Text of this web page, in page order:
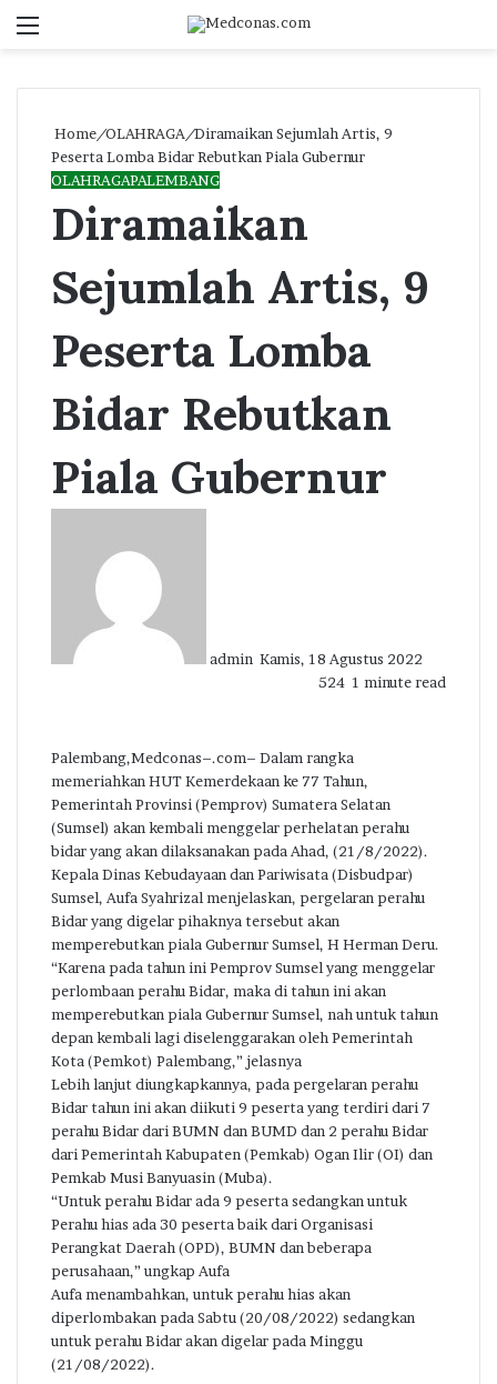
Menu
Home/OLAHRAGA/Diramaikan Sejumlah Artis, 9
Peserta Lomba Bidar Rebutkan Piala Gubernur
OLAHRAGAPALEMBANG
Diramaikan
Sejumlah Artis, 9
Peserta Lomba
Bidar Rebutkan
Piala Gubernur
admin Kamis, 18 Agustus 2022
524 1 minute read
Palembang,Medconas–.com– Dalam rangka
memeriahkan HUT Kemerdekaan ke 77 Tahun,
Pemerintah Provinsi (Pemprov) Sumatera Selatan
(Sumsel) akan kembali menggelar perhelatan perahu
bidar yang akan dilaksanakan pada Ahad, (21/8/2022).
Kepala Dinas Kebudayaan dan Pariwisata (Disbudpar)
Sumsel, Aufa Syahrizal menjelaskan, pergelaran perahu
Bidar yang digelar pihaknya tersebut akan
memperebutkan piala Gubernur Sumsel, H Herman Deru.
“Karena pada tahun ini Pemprov Sumsel yang menggelar
perlombaan perahu Bidar, maka di tahun ini akan
memperebutkan piala Gubernur Sumsel, nah untuk tahun
depan kembali lagi diselenggarakan oleh Pemerintah
Kota (Pemkot) Palembang,” jelasnya
Lebih lanjut diungkapkannya, pada pergelaran perahu
Bidar tahun ini akan diikuti 9 peserta yang terdiri dari 7
perahu Bidar dari BUMN dan BUMD dan 2 perahu Bidar
dari Pemerintah Kabupaten (Pemkab) Ogan Ilir (OI) dan
Pemkab Musi Banyuasin (Muba).
“Untuk perahu Bidar ada 9 peserta sedangkan untuk
Perahu hias ada 30 peserta baik dari Organisasi
Perangkat Daerah (OPD), BUMN dan beberapa
perusahaan,” ungkap Aufa
Aufa menambahkan, untuk perahu hias akan
diperlombakan pada Sabtu (20/08/2022) sedangkan
untuk perahu Bidar akan digelar pada Minggu
(21/08/2022).